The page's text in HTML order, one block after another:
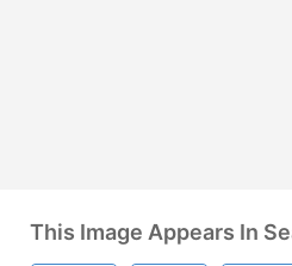
This Image Appears In